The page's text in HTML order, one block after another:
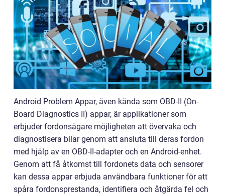
Android Problem Appar, även kända som OBD-II (On-
Board Diagnostics II) appar, är applikationer som
erbjuder fordonsägare möjligheten att övervaka och
diagnostisera bilar genom att ansluta till deras fordon
med hjälp av en OBD-II-adapter och en Android-enhet.
Genom att få åtkomst till fordonets data och sensorer
kan dessa appar erbjuda användbara funktioner för att
spåra fordonsprestanda, identifiera och åtgärda fel och